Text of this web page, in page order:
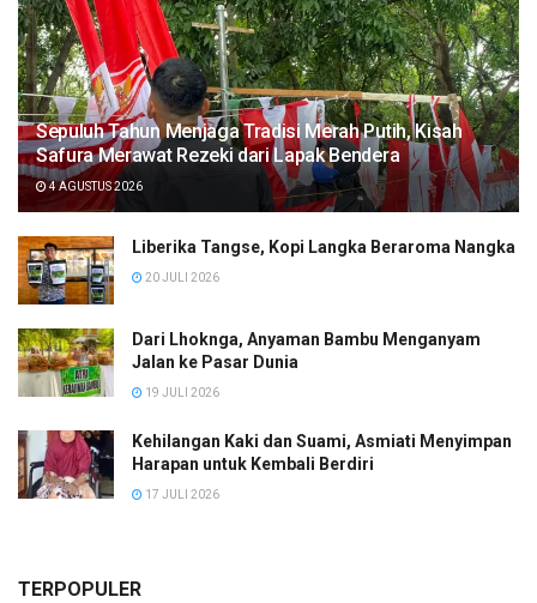
Sepuluh Tahun Menjaga Tradisi Merah Putih, Kisah
Safura Merawat Rezeki dari Lapak Bendera
4 AGUSTUS 2026
Liberika Tangse, Kopi Langka Beraroma Nangka
20 JULI 2026
Dari Lhoknga, Anyaman Bambu Menganyam
Jalan ke Pasar Dunia
19 JULI 2026
Kehilangan Kaki dan Suami, Asmiati Menyimpan
Harapan untuk Kembali Berdiri
17 JULI 2026
TERPOPULER